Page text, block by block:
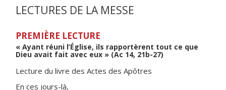
LECTURES DE LA MESSE
PREMIÈRE LECTURE
« Ayant réuni l’Église, ils rapportèrent tout ce que
Dieu avait fait avec eux » (Ac 14, 21b-27)
Lecture du livre des Actes des Apôtres
En ces jours-là,